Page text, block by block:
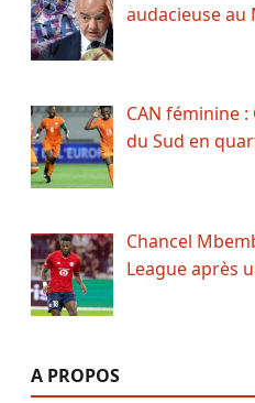
audacieuse au
CAN féminine
du Sud en
Chancel
League après
A PROPOS